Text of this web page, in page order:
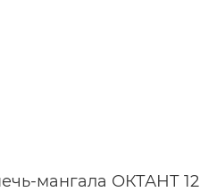
мангала ОКТАНТ 12